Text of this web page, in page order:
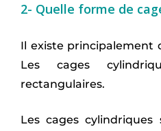
2- Quelle forme de
Il existe principalement
Les cages
rectangulaires.
Les cages